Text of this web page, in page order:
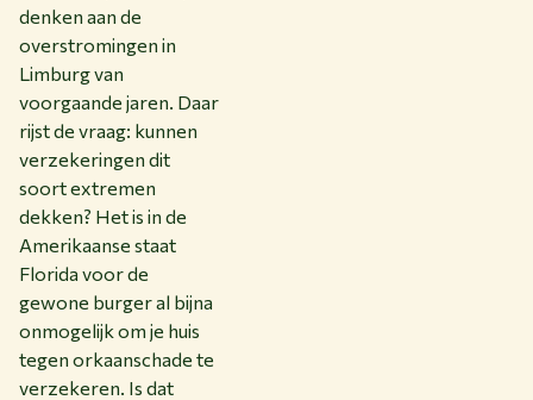
denken aan de
overstromingen in
Limburg van
voorgaande jaren. Daar
rijst de vraag: kunnen
verzekeringen dit
soort extremen
dekken? Het is in de
Amerikaanse staat
Florida voor de
gewone burger al bijna
onmogelijk om je huis
tegen orkaanschade te
verzekeren. Is dat